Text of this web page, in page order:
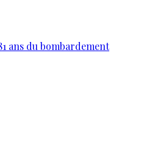
ans du bombardement